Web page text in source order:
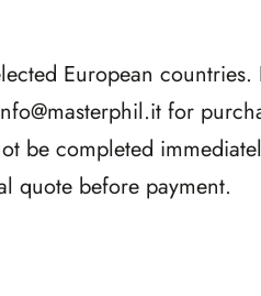
European
for
be completed
quote before payment.